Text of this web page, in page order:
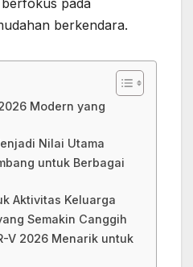
berkendara.
Modern yang
Nilai Utama
untuk Berbagai
Aktivitas Keluarga
Semakin Canggih
V 2026 Menarik untuk